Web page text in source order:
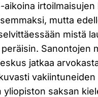
aikoina
mutta
mistä
Sanontojen
jatkaa
yliopiston saksan